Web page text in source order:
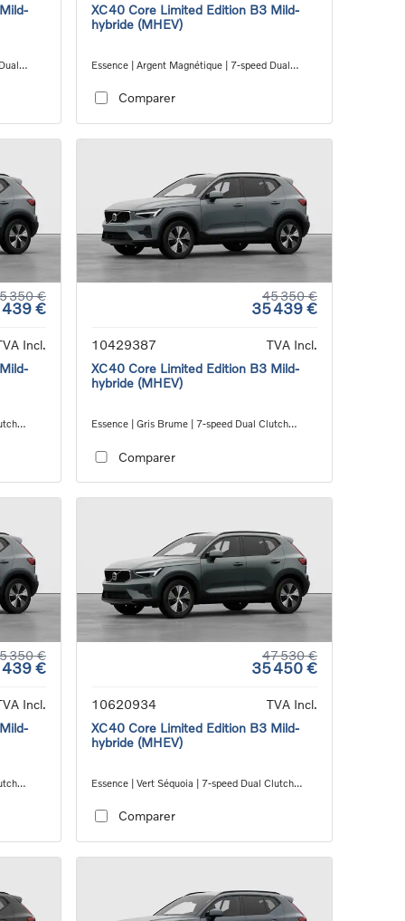
XC40 Core Limited Edition B3 Mild-
hybride (MHEV)
Essence | Argent Magnétique | 7-speed Dual
Comparer
350 €
439 €
Incl.
45 350 €
35 439 €
10429387
TVA Incl.
XC40 Core Limited Edition B3 Mild-
hybride (MHEV)
Essence | Gris Brume | 7-speed Dual Clutch
Comparer
350 €
439 €
Incl.
47 530 €
35 450 €
10620934
TVA Incl.
XC40 Core Limited Edition B3 Mild-
hybride (MHEV)
Essence | Vert Séquoia | 7-speed Dual Clutch
Comparer